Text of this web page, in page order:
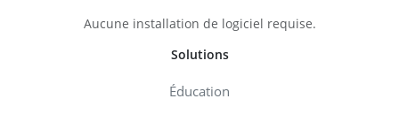
Aucune installation de logiciel requise.
Solutions
Éducation